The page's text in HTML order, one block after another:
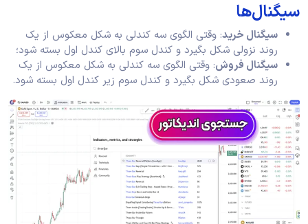
سیگنال‌ها
سیگنال خرید: وقتی الگوی سه کندلی به شکل معکوس از یک
روند نزولی شکل بگیرد و کندل سوم بالای کندل اول بسته شود؛
سیگنال فروش: وقتی الگوی سه کندلی به شکل معکوس از یک
روند صعودی شکل بگیرد و کندل سوم زیر کندل اول بسته شود.